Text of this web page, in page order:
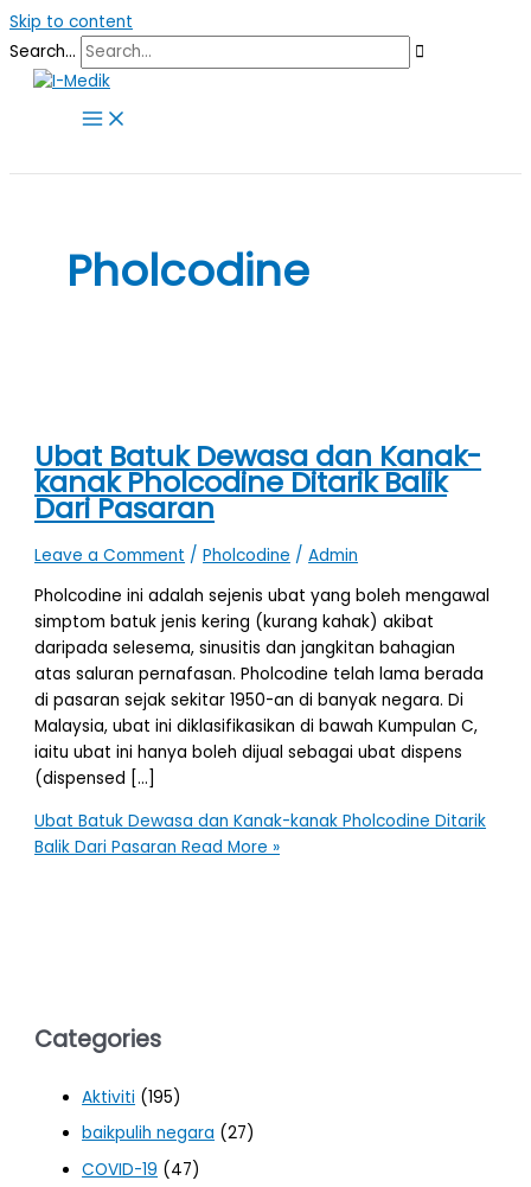
Skip to content
Search...
Pholcodine
Ubat Batuk Dewasa dan Kanak-
kanak Pholcodine Ditarik Balik
Dari Pasaran
Leave a Comment /Pholcodine /Admin
Pholcodine ini adalah sejenis ubat yang boleh mengawal
simptom batuk jenis kering (kurang kahak) akibat
daripada selesema, sinusitis dan jangkitan bahagian
atas saluran pernafasan. Pholcodine telah lama berada
di pasaran sejak sekitar 1950-an di banyak negara. Di
Malaysia, ubat ini diklasifikasikan di bawah Kumpulan C,
iaitu ubat ini hanya boleh dijual sebagai ubat dispens
(dispensed […]
Ubat Batuk Dewasa dan Kanak-kanak Pholcodine Ditarik
Balik Dari Pasaran Read More »
Categories
Aktiviti (195)
baikpulih negara (27)
COVID-19 (47)